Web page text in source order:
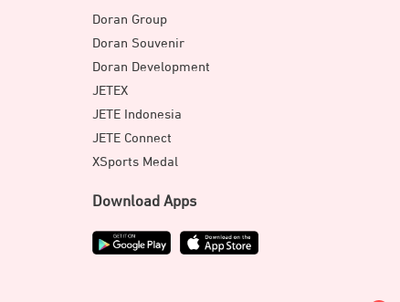
Doran Group
Doran Souvenir
Doran Development
JETEX
JETE Indonesia
JETE Connect
XSports Medal
Download Apps